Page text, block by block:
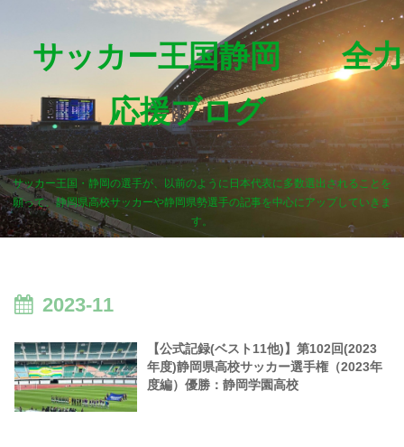
サッカー王国静岡 全力
応援ブログ
サッカー王国・静岡の選手が、以前のように日本代表に多数選出されることを
願って、静岡県高校サッカーや静岡県勢選手の記事を中心にアップしていきま
す。
2023-11
【公式記録(ベスト11他)】第102回(2023
年度)静岡県高校サッカー選手権（2023年
度編）優勝：静岡学園高校